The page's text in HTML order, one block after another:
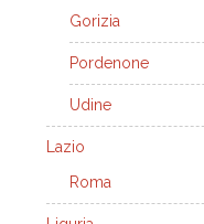
Gorizia
Pordenone
Udine
Lazio
Roma